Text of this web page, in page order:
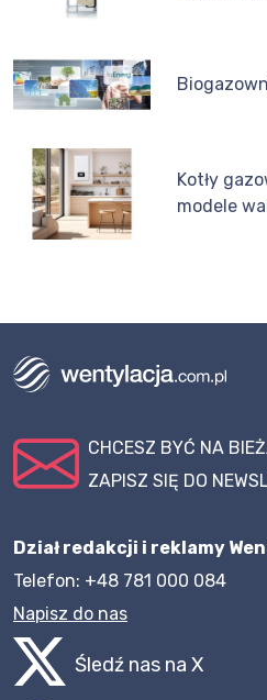
Kotły
modele
CHCESZ BYĆ NA
ZAPISZ SIĘ DO
Dział redakcji i reklamy
Telefon: +48 781 000 084
Napisz do nas
Śledź nas na X